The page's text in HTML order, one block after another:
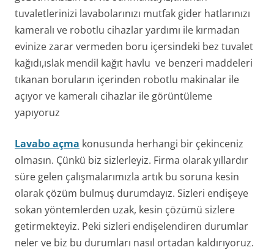
tuvaletlerinizi lavabolarınızı mutfak gider hatlarınızı
kameralı ve robotlu cihazlar yardımı ile kırmadan
evinize zarar vermeden boru içersindeki bez tuvalet
kağıdı,ıslak mendil kağıt havlu ve benzeri maddeleri
tıkanan boruların içerinden robotlu makinalar ile
açıyor ve kameralı cihazlar ile görüntüleme
yapıyoruz
Lavabo açma konusunda herhangi bir çekinceniz
olmasın. Çünkü biz sizlerleyiz. Firma olarak yıllardır
süre gelen çalışmalarımızla artık bu soruna kesin
olarak çözüm bulmuş durumdayız. Sizleri endişeye
sokan yöntemlerden uzak, kesin çözümü sizlere
getirmekteyiz. Peki sizleri endişelendiren durumlar
neler ve biz bu durumları nasıl ortadan kaldırıyoruz.